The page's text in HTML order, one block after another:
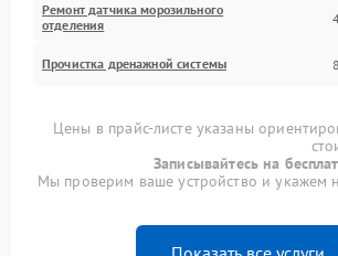
Ремонт датчика морозильного
отделения
Прочистка дренажной системы
Цены в прайс-листе указаны
Записывайтесь на
Мы проверим ваше устройство и укажем